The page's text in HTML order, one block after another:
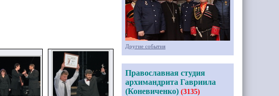
Другие события
Православная студия
архимандрита Гавриила
(Коневиченко) (3135)